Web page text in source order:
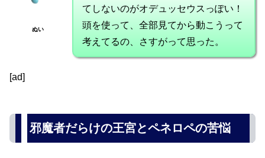
ぬい
てしないのがオデュッセウスっぽい！
頭を使って、全部見てから動こうって
考えてるの、さすがって思った。
[ad]
邪魔者だらけの王宮とペネロペの苦悩